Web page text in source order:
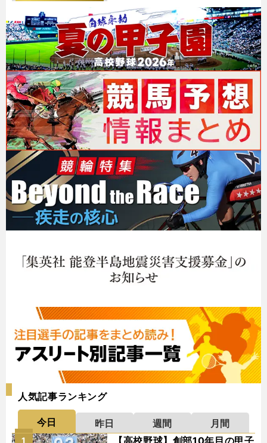
人気記事ランキング
今日 昨日 週間
月間
1